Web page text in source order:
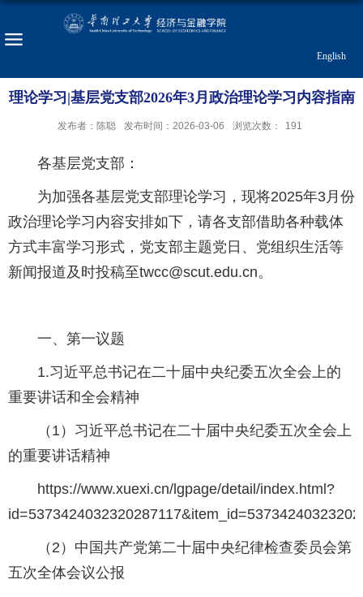
English
理论学习|基层党支部2026年3月政治理论学习内容指南
发布者：陈聪 发布时间：2026-03-06 浏览次数： 191
各基层党支部：
为加强各基层党支部理论学习，现将2025年3月份
政治理论学习内容安排如下，请各支部借助各种载体
方式丰富学习形式，党支部主题党日、党组织生活等
新闻报道及时投稿至twcc@scut.edu.cn。
一、第一议题
1.习近平总书记在二十届中央纪委五次全会上的
重要讲话和全会精神
（1）习近平总书记在二十届中央纪委五次全会上
的重要讲话精神
https://www.xuexi.cn/lgpage/detail/index.html?
（2）中国共产党第二十届中央纪律检查委员会第
五次全体会议公报